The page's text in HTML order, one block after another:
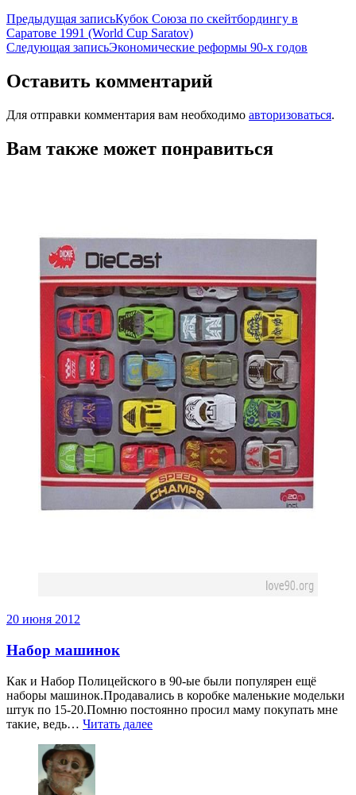
Навигация
по
Предыдущая записьКубок Союза по скейтбордингу в
Саратове 1991 (World Cup Saratov)
Следующая записьЭкономические реформы 90-х годов
Оставить комментарий
Для отправки комментария вам необходимо авторизоваться.
Вам также может понравиться
20 июня 2012
Набор машинок
Как и Набор Полицейского в 90-ые были популярен ещё
наборы машинок.Продавались в коробке маленькие модельки
штук по 15-20.Помню постоянно просил маму покупать мне
такие, ведь… Читать далее